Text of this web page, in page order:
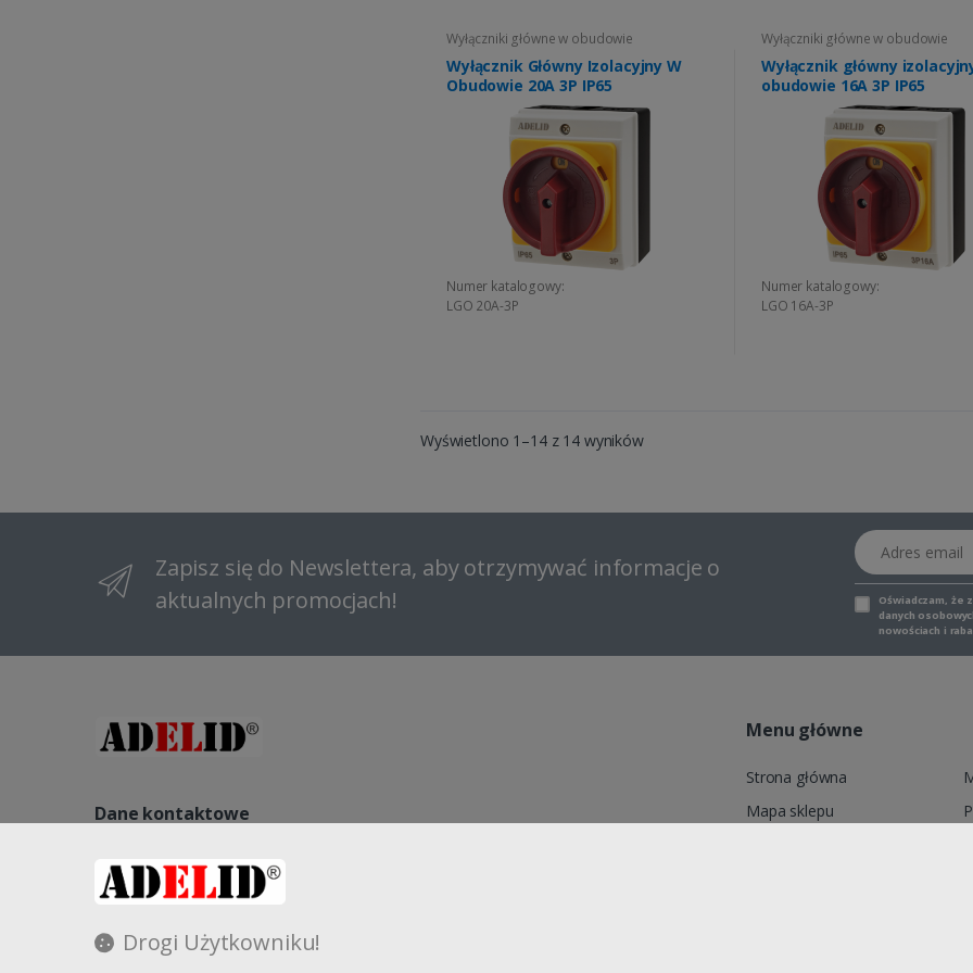
Drogi Użytkowniku!
Wyłączniki główne w obudowie
Wyłącznik Główny Izolacyjny W
Obudowie 20A 3P IP65
Numer katalogowy:
LGO 20A-3P
Wyłączniki główne w obudowie
Wyłącznik główny
obudowie 16A 3P IP65
Numer katalogowy:
LGO 16A-3P
Wyświetlono 1–14 z 14 wyników
Zapisz się do Newslettera, aby otrzymywać informacje o
aktualnych promocjach!
Adres email
Oświadczam, że
danych
nowościach i
Dane kontaktowe
Kopernika 27, 58-260 Bielawa, Polska
Menu główne
Strona główna
Mapa sklepu